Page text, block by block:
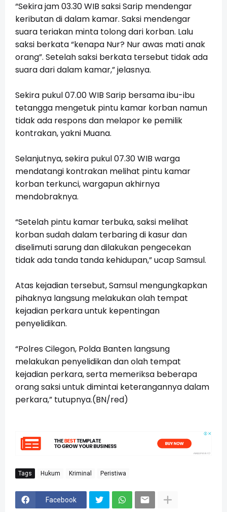
“Sekira jam 03.30 WIB saksi Sarip mendengar
keributan di dalam kamar. Saksi mendengar
suara teriakan minta tolong dari korban. Lalu
saksi berkata “kenapa Nur? Nur awas mati anak
orang”. Setelah saksi berkata tersebut tidak ada
suara dari dalam kamar,” jelasnya.
Sekira pukul 07.00 WIB Sarip bersama ibu-ibu
tetangga mengetuk pintu kamar korban namun
tidak ada respons dan melapor ke pemilik
kontrakan, yakni Muana.
Selanjutnya, sekira pukul 07.30 WIB warga
mendatangi kontrakan melihat pintu kamar
korban terkunci, wargapun akhirnya
mendobraknya.
“Setelah pintu kamar terbuka, saksi melihat
korban sudah dalam terbaring di kasur dan
diselimuti sarung dan dilakukan pengecekan
tidak ada tanda tanda kehidupan,” ucap Samsul.
Atas kejadian tersebut, Samsul mengungkapkan
pihaknya langsung melakukan olah tempat
kejadian perkara untuk kepentingan
penyelidikan.
“Polres Cilegon, Polda Banten langsung
melakukan penyelidikan dan olah tempat
kejadian perkara, serta memeriksa beberapa
orang saksi untuk dimintai keterangannya dalam
perkara,” tutupnya.(BN/red)
Tags Hukum Kriminal Peristiwa
Facebook